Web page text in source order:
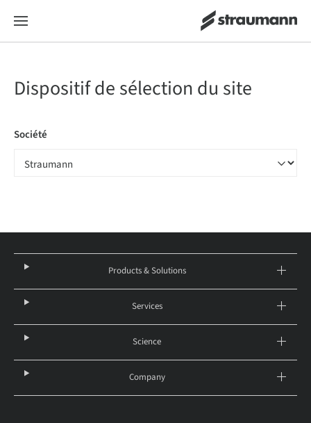
Dispositif de sélection du site
Société
Products & Solutions
Services
Science
Company